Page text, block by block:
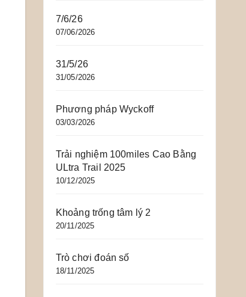
7/6/26
07/06/2026
31/5/26
31/05/2026
Phương pháp Wyckoff
03/03/2026
Trải nghiệm 100miles Cao Bằng
ULtra Trail 2025
10/12/2025
Khoảng trống tâm lý 2
20/11/2025
Trò chơi đoán số
18/11/2025